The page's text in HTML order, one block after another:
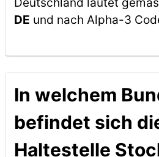
DE und nach Alpha-3
In welchem
befindet sich
Haltestelle